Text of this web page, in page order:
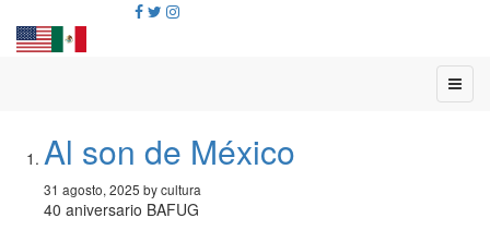
Al son de México
31 agosto, 2025 by cultura
40 aniversario BAFUG